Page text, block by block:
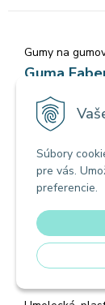
Súbory
pre vás.
preferencie.
Gumy na
Guma